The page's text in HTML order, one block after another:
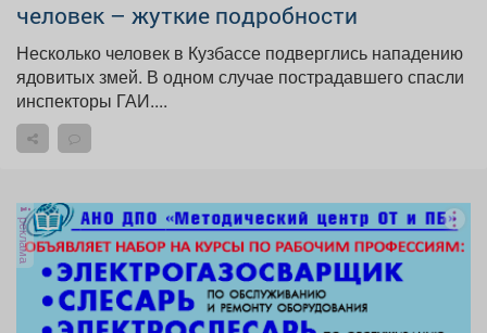
человек – жуткие подробности
Несколько человек в Кузбассе подверглись нападению
ядовитых змей. В одном случае пострадавшего спасли
инспекторы ГАИ....
реклама